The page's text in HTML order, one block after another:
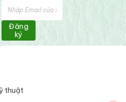
Đăng
ký
thuật